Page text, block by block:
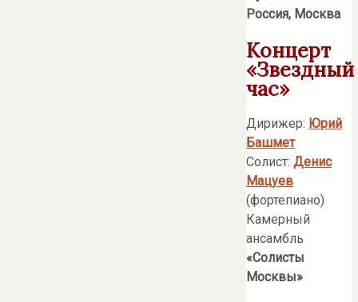
Россия, Москва
Концерт
«Звездный
час»
Дирижер: Юрий
Башмет
Солист: Денис
Мацуев
(фортепиано)
Камерный
ансамбль
«Солисты
Москвы»